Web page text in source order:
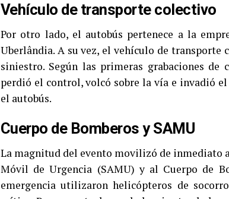
Vehículo de transporte colectivo
Por otro lado, el autobús pertenece a la
Uberlândia. A su vez, el vehículo de transporte
siniestro. Según las primeras grabaciones
perdió el control, volcó sobre la vía e invadió
el autobús.
Cuerpo de Bomberos y SAMU
La magnitud del evento movilizó de inmediato
Móvil de Urgencia (SAMU) y al Cuerpo de
emergencia utilizaron helicópteros de